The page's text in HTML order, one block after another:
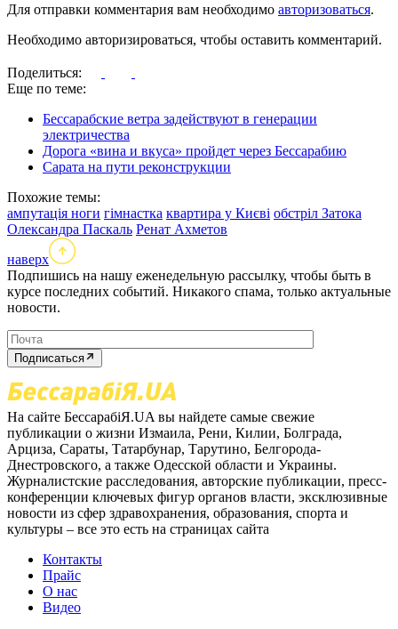
Для отправки комментария вам необходимо авторизоваться.
Необходимо авторизироваться, чтобы оставить комментарий.
Поделиться:
Еще по теме:
Бессарабские ветра задействуют в генерации
электричества
Дорога «вина и вкуса» пройдет через Бессарабию
Сарата на пути реконструкции
Похожие темы:
ампутація ноги гімнастка квартира у Києві обстріл Затока
Олександра Паскаль Ренат Ахметов
наверх
Подпишись на нашу еженедельную рассылку, чтобы быть в
курсе последних событий. Никакого спама, только актуальные
новости.
Подписаться
На сайте БессарабіЯ.UA вы найдете самые свежие
публикации о жизни Измаила, Рени, Килии, Болграда,
Арциза, Сараты, Татарбунар, Тарутино, Белгорода-
Днестровского, а также Одесской области и Украины.
Журналистские расследования, авторские публикации, пресс-
конференции ключевых фигур органов власти, эксклюзивные
новости из сфер здравохранения, образования, спорта и
культуры – все это есть на страницах сайта
Контакты
Прайс
О нас
Видео